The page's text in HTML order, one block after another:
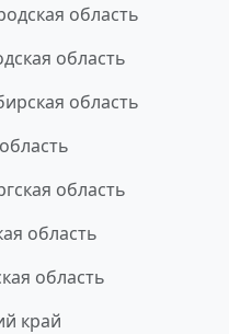
область
область
область
область
область
область
край